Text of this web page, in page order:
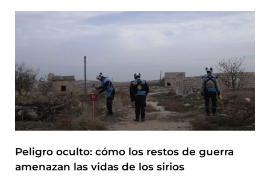
Peligro oculto: cómo los restos de guerra
amenazan las vidas de los sirios